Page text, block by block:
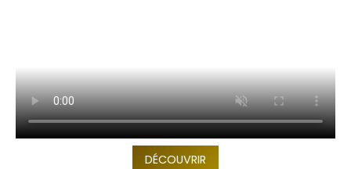
DÉCOUVRIR